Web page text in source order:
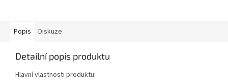
Popis Diskuze
Detailní popis produktu
Hlavní vlastnosti produktu: